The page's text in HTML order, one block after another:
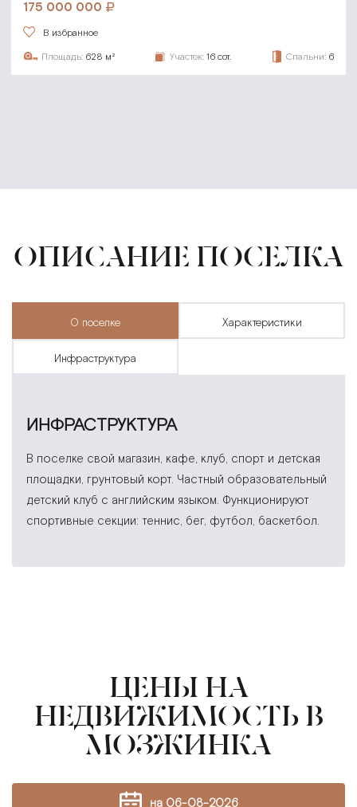
175 000 000
В избранное
Площадь: 628 м² Участок: 16 сот. Спальни: 6
ОПИСАНИЕ ПОСЕЛКА
о поселке характеристики
инфраструктура
ИНФРАСТРУКТУРА
В поселке свой магазин, кафе, клуб, спорт и детская
площадки, грунтовый корт. Частный образовательный
детский клуб с английским языком. Функционируют
спортивные секции: теннис, бег, футбол, баскетбол.
ЦЕНЫ НА
НЕДВИЖИМОСТЬ В
МОЗЖИНКА
на 06-08-2026